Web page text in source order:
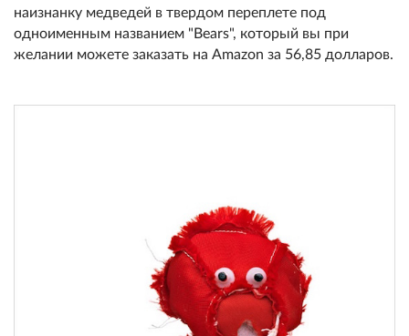
наизнанку медведей в твердом переплете под
одноименным названием "Bears", который вы при
желании можете заказать на Amazon за 56,85 долларов.